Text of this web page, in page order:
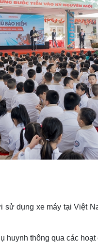
dụng xe máy tại Việt
huynh thông qua các